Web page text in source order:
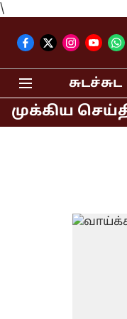
\
சுடச்சுட
முக்கிய
மட்டும்